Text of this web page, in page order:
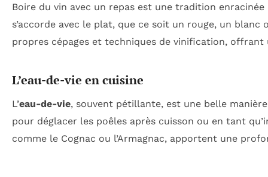
Boire du vin avec un repas est une tradition
s’accorde avec le plat, que ce soit un rouge, un
propres cépages et techniques de vinification, offrant
L’eau-de-vie en cuisine
L’eau-de-vie, souvent pétillante, est une belle
pour déglacer les poêles après cuisson ou en tant
comme le Cognac ou l’Armagnac, apportent une